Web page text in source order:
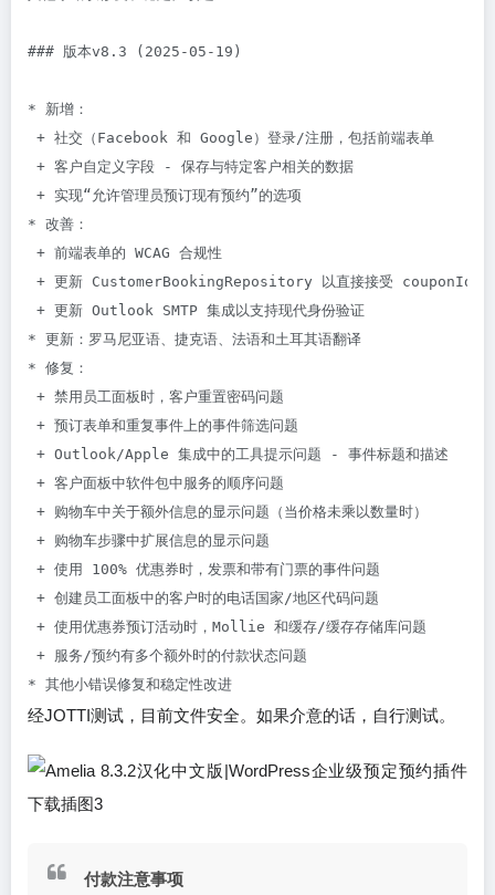
### 版本v8.3 (2025-05-19)
* 新增：
+ 社交（Facebook 和 Google）登录/注册，包括前端表单
+ 客户自定义字段 - 保存与特定客户相关的数据
+ 实现“允许管理员预订现有预约”的选项
* 改善：
+ 前端表单的 WCAG 合规性
+ 更新 CustomerBookingRepository 以直接接受 couponId
+ 更新 Outlook SMTP 集成以支持现代身份验证
* 更新：罗马尼亚语、捷克语、法语和土耳其语翻译
* 修复：
+ 禁用员工面板时，客户重置密码问题
+ 预订表单和重复事件上的事件筛选问题
+ Outlook/Apple 集成中的工具提示问题 - 事件标题和描述
+ 客户面板中软件包中服务的顺序问题
+ 购物车中关于额外信息的显示问题（当价格未乘以数量时）
+ 购物车步骤中扩展信息的显示问题
+ 使用 100% 优惠券时，发票和带有门票的事件问题
+ 创建员工面板中的客户时的电话国家/地区代码问题
+ 使用优惠券预订活动时，Mollie 和缓存/缓存存储库问题
+ 服务/预约有多个额外时的付款状态问题
* 其他小错误修复和稳定性改进
经JOTTI测试，目前文件安全。如果介意的话，自行测试。
付款注意事项